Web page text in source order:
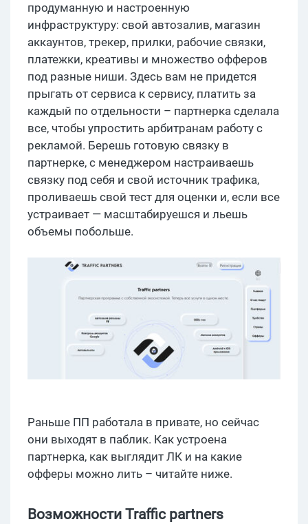
продуманную и настроенную
инфраструктуру: свой автозалив, магазин
аккаунтов, трекер, прилки, рабочие связки,
платежки, креативы и множество офферов
под разные ниши. Здесь вам не придется
прыгать от сервиса к сервису, платить за
каждый по отдельности – партнерка сделала
все, чтобы упростить арбитранам работу с
рекламой. Берешь готовую связку в
партнерке, с менеджером настраиваешь
связку под себя и свой источник трафика,
проливаешь свой тест для оценки и, если все
устраивает — масштабируешся и льешь
объемы побольше.
Раньше ПП работала в привате, но сейчас
они выходят в паблик. Как устроена
партнерка, как выглядит ЛК и на какие
офферы можно лить – читайте ниже.
Возможности Traffic partners